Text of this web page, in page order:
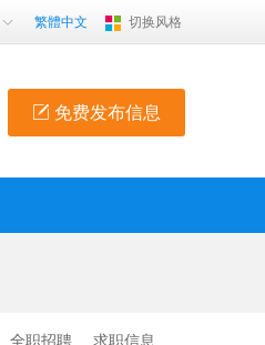
繁體中文 切换风格
免费发布信息
全职招聘
求职信息